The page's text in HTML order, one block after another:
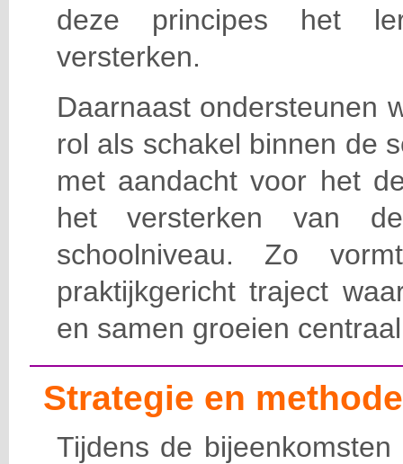
deze principes het
versterken.
Daarnaast ondersteunen
rol als schakel binnen de
met aandacht voor het
het versterken van
schoolniveau. Zo
praktijkgericht traject
en samen groeien
Strategie en
Tijdens de